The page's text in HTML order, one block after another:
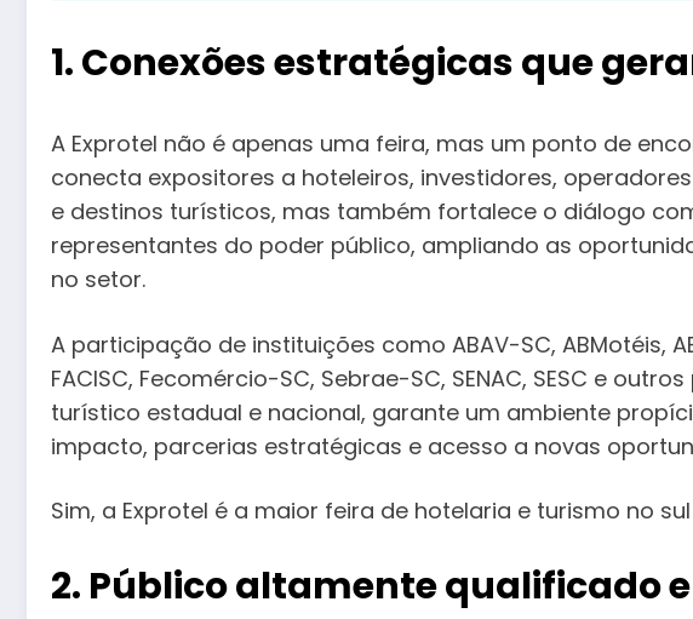
1. Conexões estratégicas que
A Exprotel não é apenas uma feira, mas um ponto de
conecta expositores a hoteleiros, investidores,
e destinos turísticos, mas também fortalece o diálogo
representantes do poder público, ampliando as
no setor.
A participação de instituições como ABAV-SC, ABMotéis,
FACISC, Fecomércio-SC, Sebrae-SC, SENAC, SESC e
turístico estadual e nacional, garante um ambiente
impacto, parcerias estratégicas e acesso a novas
Sim, a Exprotel é a maior feira de hotelaria e turismo no
2. Público altamente qualificado